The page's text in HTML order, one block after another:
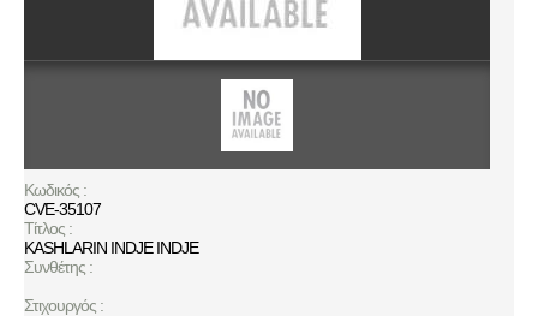
Κωδικός :
CVE-35107
Τίτλος :
KASHLARIN INDJE INDJE
Συνθέτης :
Στιχουργός :